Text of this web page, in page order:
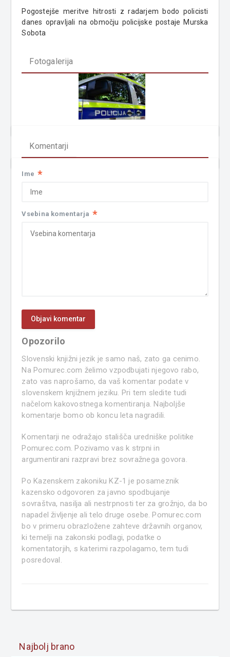
Pogostejše meritve hitrosti z radarjem bodo policisti
danes opravljali na območju policijske postaje Murska
Sobota
Fotogalerija
Komentarji
Ime *
Vsebina komentarja *
Opozorilo
Slovenski knjižni jezik je samo naš, zato ga cenimo.
Na Pomurec.com želimo vzpodbujati njegovo rabo,
zato vas naprošamo, da vaš komentar podate v
slovenskem knjižnem jeziku. Pri tem sledite tudi
načelom kakovostnega komentiranja. Najboljše
komentarje bomo ob koncu leta nagradili.
Komentarji ne odražajo stališča uredniške politike
Pomurec.com. Pozivamo vas k strpni in
argumentirani razpravi brez sovražnega govora.
Po Kazenskem zakoniku KZ-1 je posameznik
kazensko odgovoren za javno spodbujanje
sovraštva, nasilja ali nestrpnosti ter za grožnjo, da bo
napadel življenje ali telo druge osebe. Pomurec.com
bo v primeru obrazložene zahteve državnih organov,
ki temelji na zakonski podlagi, podatke o
komentatorjih, s katerimi razpolagamo, tem tudi
posredoval.
Najbolj brano